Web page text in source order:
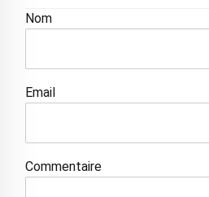
Nom
Email
Commentaire